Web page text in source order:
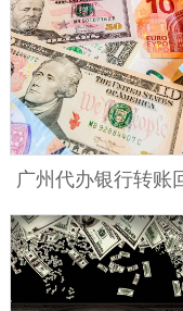
广州代办银行转账